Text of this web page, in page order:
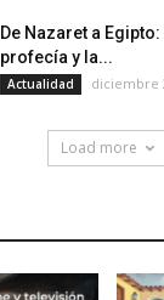
De Nazaret a
profecía y la...
Actualidad diciembre
Load more